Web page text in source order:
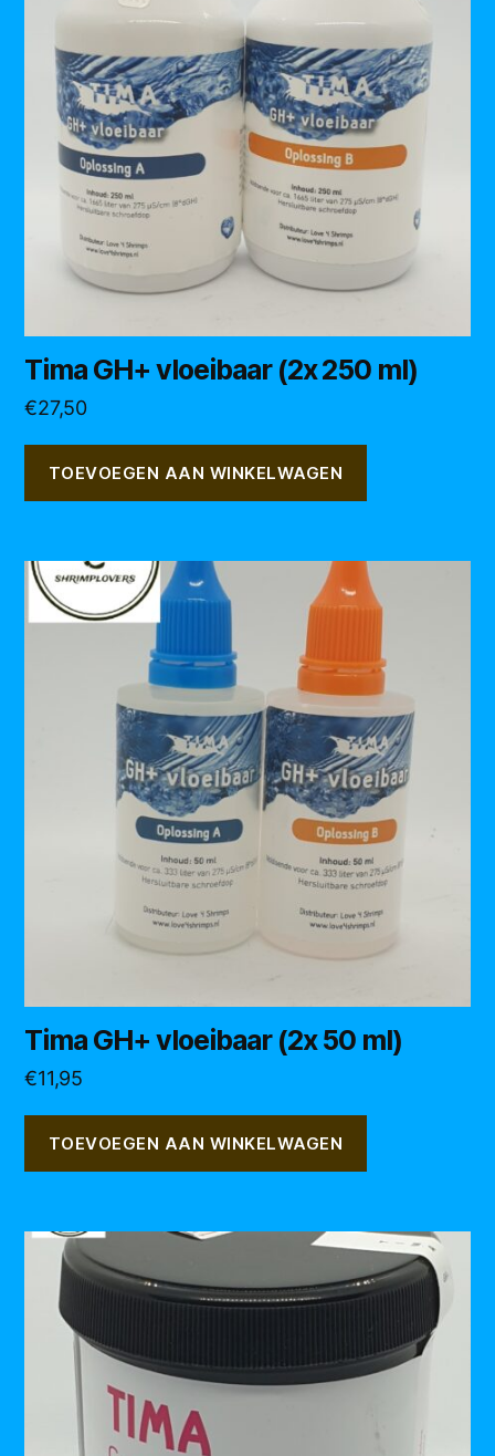
Tima GH+ vloeibaar (2x 250 ml)
€27,50
TOEVOEGEN AAN WINKELWAGEN
Tima GH+ vloeibaar (2x 50 ml)
€11,95
TOEVOEGEN AAN WINKELWAGEN